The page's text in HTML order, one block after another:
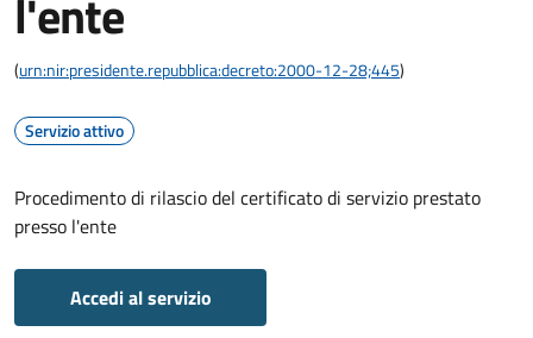
l'ente
(urn:nir:presidente.repubblica:decreto:2000-12-28;445)
Servizio attivo
Procedimento di rilascio del certificato di servizio prestato
presso l'ente
Accedi al servizio